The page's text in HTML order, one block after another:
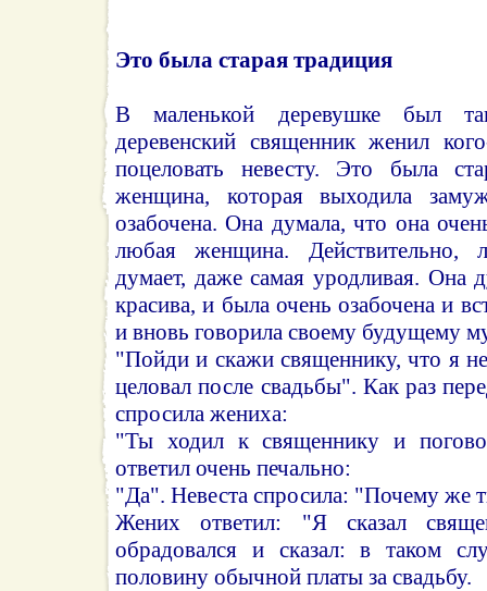
Это была старая традиция
В маленькой деревушке был
деревенский священник женил
поцеловать невесту. Это была
женщина, которая выходила
озабочена. Она думала, что она
любая женщина. Действительно,
думает, даже самая уродливая. Она
красива, и была очень озабочена и
и вновь говорила своему будущему
"Пойди и скажи священнику, что я
целовал после свадьбы". Как раз
спросила жениха:
"Ты ходил к священнику и
ответил очень печально:
"Да". Невеста спросила: "Почему же
Жених ответил: "Я сказал
обрадовался и сказал: в таком
половину обычной платы за свадьбу.